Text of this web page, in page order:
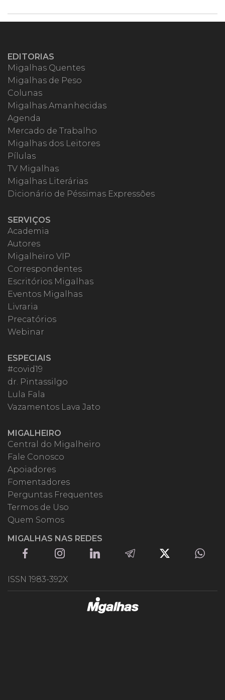
EDITORIAS
Migalhas Quentes
Migalhas de Peso
Colunas
Migalhas Amanhecidas
Agenda
Mercado de Trabalho
Migalhas dos Leitores
Pílulas
TV Migalhas
Migalhas Literárias
Dicionário de Péssimas Expressões
SERVIÇOS
Academia
Autores
Migalheiro VIP
Correspondentes
Escritórios Migalhas
Eventos Migalhas
Livraria
Precatórios
Webinar
ESPECIAIS
#covid19
dr. Pintassilgo
Lula Fala
Vazamentos Lava Jato
MIGALHEIRO
Central do Migalheiro
Fale Conosco
Apoiadores
Fomentadores
Perguntas Frequentes
Termos de Uso
Quem Somos
MIGALHAS NAS REDES
ISSN 1983-392X